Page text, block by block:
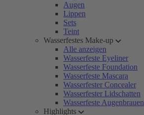
Augen
Lippen
Sets
Teint
Wasserfestes Make-up
Alle anzeigen
Wasserfeste Eyeliner
Wasserfeste Foundation
Wasserfeste Mascara
Wasserfester Concealer
Wasserfester Lidschatten
Wasserfeste
Highlights